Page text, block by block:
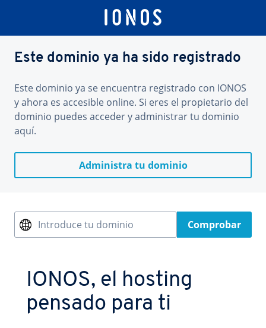
Este dominio ya ha sido registrado
Este dominio ya se encuentra registrado con IONOS
y ahora es accesible online. Si eres el propietario del
dominio puedes acceder y administrar tu dominio
aquí.
Administra tu dominio
Introduce tu dominio Comprobar
IONOS, el hosting
pensado para ti